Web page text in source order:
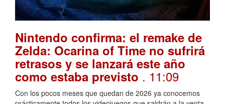
Nintendo confirma: el remake de
Zelda: Ocarina of Time no sufrirá
retrasos y se lanzará este año
como estaba previsto . 11:09
Con los pocos meses que quedan de 2026 ya conocemos